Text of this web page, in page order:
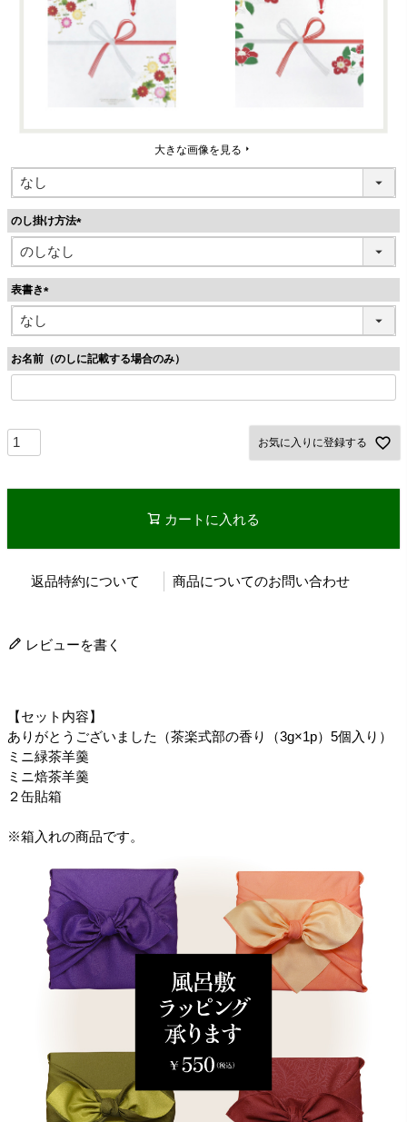
大きな画像を見る
のし掛け方法
(
表書き
(
必
お名前（のしに記載する場合のみ）
お気に入りに登録する
カートに入れる
返品特約について 商品についてのお問い合わせ
レビューを書く
【セット内容】
ありがとうございました（茶楽式部の香り（3g×1p）5個入り）
ミニ緑茶羊羹
ミニ焙茶羊羹
２缶貼箱
※箱入れの商品です。